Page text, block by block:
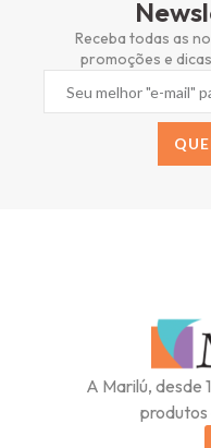
Receba todas as
promoções e
A Marilú, desde
produtos